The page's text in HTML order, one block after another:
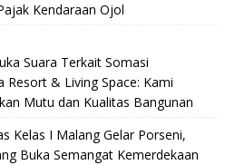
Kendaraan Ojol
Suara Terkait Somasi
Resort & Living Space: Kami
Mutu dan Kualitas Bangunan
Kelas I Malang Gelar Porseni,
Buka Semangat Kemerdekaan